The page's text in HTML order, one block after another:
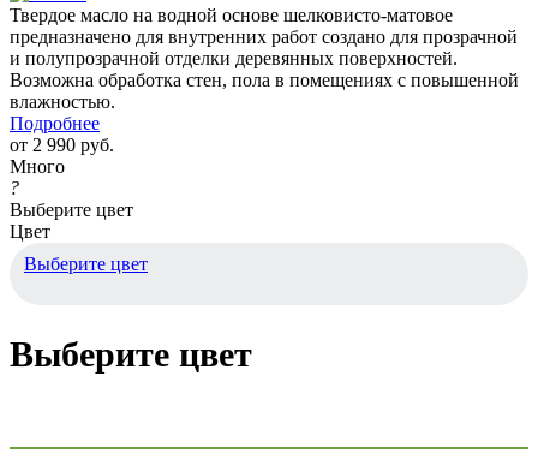
Твердое масло на водной основе шелковисто-матовое
предназначено для внутренних работ создано для прозрачной
и полупрозрачной отделки деревянных поверхностей.
Возможна обработка стен, пола в помещениях с повышенной
влажностью.
Подробнее
от 2 990 руб.
Много
?
Выберите цвет
Цвет
Выберите цвет
Выберите цвет